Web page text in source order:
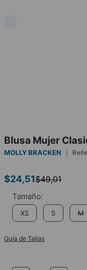
Blusa Mujer
MOLLY BRACKEN
$24,51$49,01
XS S M
Guía de Tallas